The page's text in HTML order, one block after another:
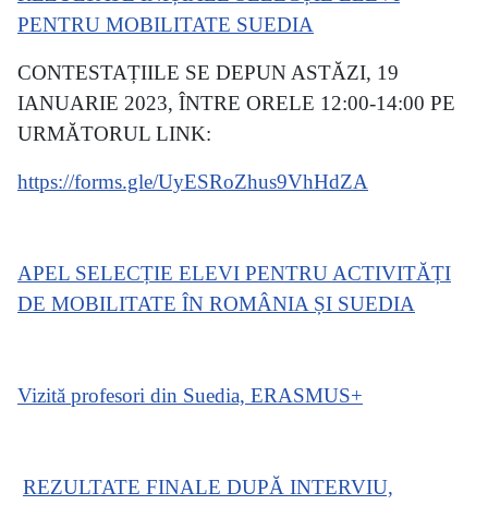
PENTRU MOBILITATE SUEDIA
CONTESTAȚIILE SE DEPUN ASTĂZI, 19
IANUARIE 2023, ÎNTRE ORELE 12:00-14:00 PE
URMĂTORUL LINK:
https://forms.gle/UyESRoZhus9VhHdZA
APEL SELECȚIE ELEVI PENTRU ACTIVITĂȚI
DE MOBILITATE ÎN ROMÂNIA ȘI SUEDIA
Vizită profesori din Suedia, ERASMUS+
REZULTATE FINALE DUPĂ INTERVIU,